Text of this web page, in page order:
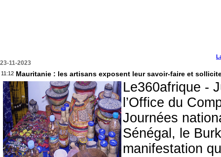
23-11-2023
11:12 Mauritanie : les artisans exposent leur savoir-faire et
Le360afrique -
l’Office du
Journées
Sénégal, le
manifestation